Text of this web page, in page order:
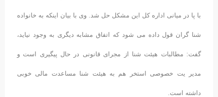
با پا در میانی اداره کل این مشکل حل شد. وی با بیان اینکه به خانواده
شنا گران قول داده می شود که اتفاق مشابه دیگری به وجود نیاید،
گفت: مطالبات هیئت شنا از مجرای قانونی در حال پیگیری است و
مدیر یت خصوصی استخر هم به هیئت شنا مساعدت مالی خوبی
داشته است.